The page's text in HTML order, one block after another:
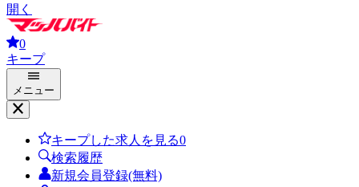
開く
0
キープ
メニュー
キープした求人を見る0
検索履歴
新規会員登録(無料)